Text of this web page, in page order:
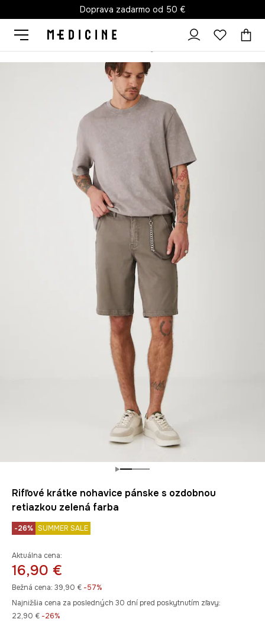
Doprava zadarmo od 50 €
Rifľové krátke nohavice pánske s ozdobnou
retiazkou zelená farba
-26% SUMMER SALE
Aktuálna cena:
16,90 €
Bežná cena: 39,90 € -57%
Najnižšia cena za posledných 30 dní pred poskytnutím zľavy:
22,90 € -26%